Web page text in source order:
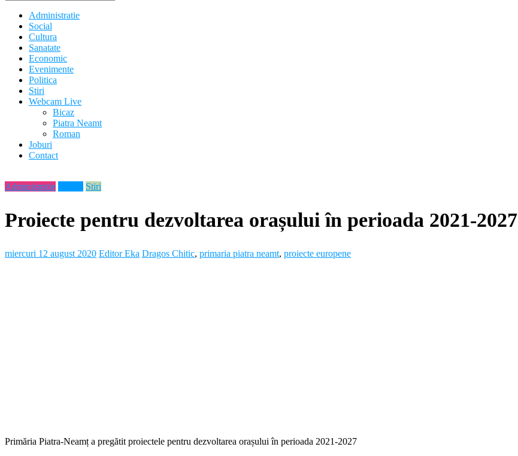
Administratie
Social
Cultura
Sanatate
Economic
Evenimente
Politica
Stiri
Webcam Live
Bicaz
Piatra Neamt
Roman
Joburi
Contact
Administratie Stiri
Proiecte pentru dezvoltarea orașului în perioada 2021-2027
miercuri 12 august 2020 Editor Eka Dragos Chitic, primaria piatra neamt, proiecte europene
Primăria Piatra-Neamț a pregătit proiectele pentru dezvoltarea orașului în perioada 2021-2027